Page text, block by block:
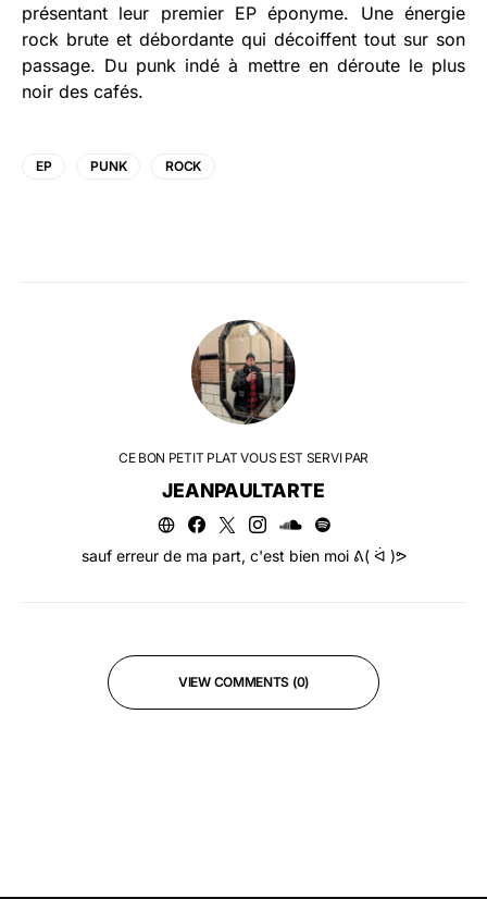
présentant leur premier EP éponyme. Une énergie
rock brute et débordante qui décoiffent tout sur son
passage. Du punk indé à mettre en déroute le plus
noir des cafés.
EP PUNK ROCK
CE BON PETIT PLAT VOUS EST SERVI PAR
JEANPAULTARTE
sauf erreur de ma part, c'est bien moi ᕕ( ᐛ )ᕗ
VIEW COMMENTS (0)